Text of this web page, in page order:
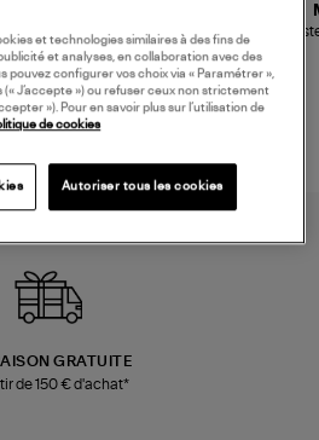
189,00 €
Mocassins Killian Sport
Mousse
GRATUITE
de 150 € d'achat*
et technologies similaires à des fins de
et analyses, en collaboration avec des
pouvez configurer vos choix via « Paramétrer »,
J’accepte ») ou refuser ceux non strictement
»). Pour en savoir plus sur l’utilisation de
de cookies
Autoriser tous les cookies